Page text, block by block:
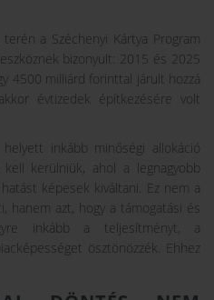
a Széchenyi Kártya Program
bizonyult: 2015 és 2025
4500 milliárd forinttal járult hozzá
évtizedek építkezésére volt
inkább minőségi allokáció
kerülniük, ahol a legnagyobb
képesek kiváltani. Ez nem a
hanem azt, hogy a támogatási és
inkább a teljesítményt, a
ösztönözzék. Ehhez